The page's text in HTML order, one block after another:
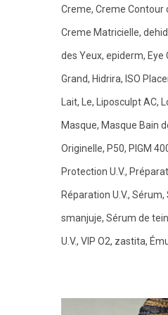
Creme Creme Contour
Creme Matricielle
des Yeux epiderm Eye
Grand Hidrira ISO
Lait Le Liposculpt AC
Masque Masque Bain
Originelle P50 PIGM
Protection U.V.
Réparation U.V. Sérum
smanjuje Sérum de
U.V. VIP O2 zastita